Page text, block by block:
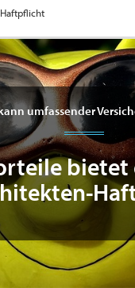
umfassender
bietet